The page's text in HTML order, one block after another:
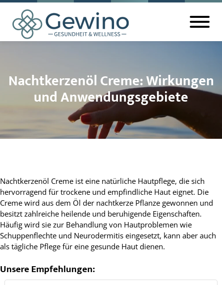
Nachtkerzenöl Creme: Wirkungen
und Anwendungsgebiete
Nachtkerzenöl Creme ist eine natürliche Hautpflege, die sich
hervorragend für trockene und empfindliche Haut eignet. Die
Creme wird aus dem Öl der nachtkerze Pflanze gewonnen und
besitzt zahlreiche heilende und beruhigende Eigenschaften.
Häufig wird sie zur Behandlung von Hautproblemen wie
Schuppenflechte und Neurodermitis eingesetzt, kann aber auch
als tägliche Pflege für eine gesunde Haut dienen.
Unsere Empfehlungen: